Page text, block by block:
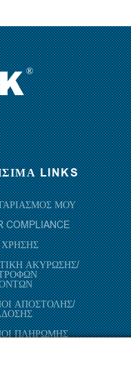
LINKS
ΜΟΥ
COMPLIANCE
ΑΚΥΡΩΣΗΣ/
ΑΠΟΣΤΟΛΗΣ/
ΠΛΗΡΩΜΗΣ